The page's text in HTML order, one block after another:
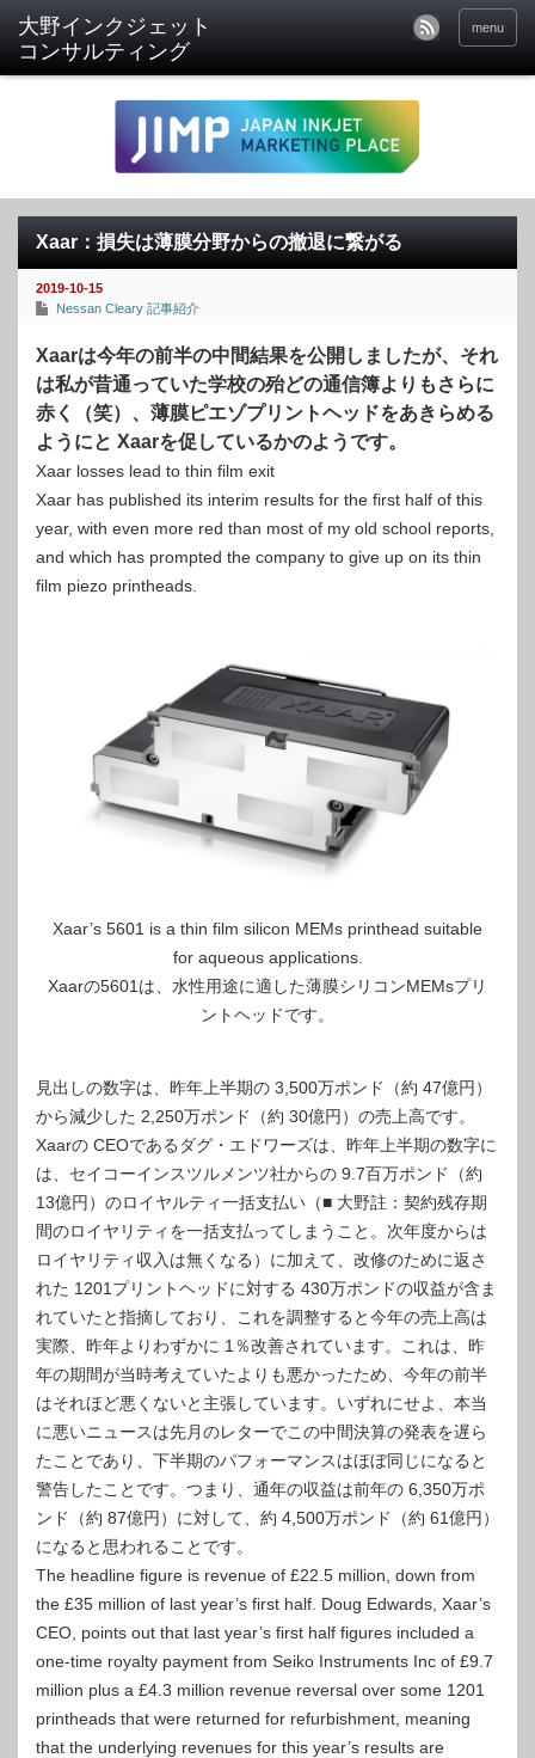
menu
Xaar：損失は薄膜分野からの撤退に繋がる
2019-10-15
Nessan Cleary 記事紹介
Xaarは今年の前半の中間結果を公開しましたが、それ
は私が昔通っていた学校の殆どの通信簿よりもさらに
赤く（笑）、薄膜ピエゾプリントヘッドをあきらめる
ようにと Xaarを促しているかのようです。
Xaar losses lead to thin film exit
Xaar has published its interim results for the first half of this
year, with even more red than most of my old school reports,
and which has prompted the company to give up on its thin
film piezo printheads.
Xaar’s 5601 is a thin film silicon MEMs printhead suitable
for aqueous applications.
Xaarの5601は、水性用途に適した薄膜シリコンMEMsプリ
ントヘッドです。
見出しの数字は、昨年上半期の 3,500万ポンド（約 47億円）
から減少した 2,250万ポンド（約 30億円）の売上高です。
Xaarの CEOであるダグ・エドワーズは、昨年上半期の数字に
は、セイコーインスツルメンツ社からの 9.7百万ポンド（約
13億円）のロイヤルティ一括支払い（■ 大野註：契約残存期
間のロイヤリティを一括支払ってしまうこと。次年度からは
ロイヤリティ収入は無くなる）に加えて、改修のために返さ
れた 1201プリントヘッドに対する 430万ポンドの収益が含ま
れていたと指摘しており、これを調整すると今年の売上高は
実際、昨年よりわずかに 1％改善されています。これは、昨
年の期間が当時考えていたよりも悪かったため、今年の前半
はそれほど悪くないと主張しています。いずれにせよ、本当
に悪いニュースは先月のレターでこの中間決算の発表を遅ら
たことであり、下半期のパフォーマンスはほぼ同じになると
警告したことです。つまり、通年の収益は前年の 6,350万ポ
ンド（約 87億円）に対して、約 4,500万ポンド（約 61億円）
になると思われることです。
The headline figure is revenue of £22.5 million, down from
the £35 million of last year’s first half. Doug Edwards, Xaar’s
CEO, points out that last year’s first half figures included a
one-time royalty payment from Seiko Instruments Inc of £9.7
million plus a £4.3 million revenue reversal over some 1201
printheads that were returned for refurbishment, meaning
that the underlying revenues for this year’s results are